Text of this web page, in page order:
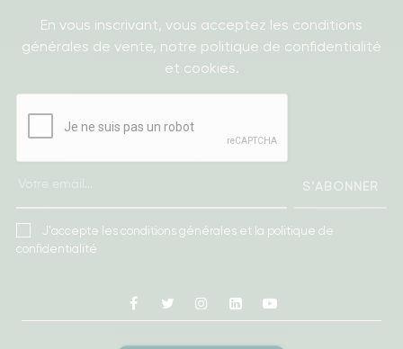
En vous inscrivant, vous acceptez les conditions
générales de vente, notre politique de confidentialité
et cookies.
S'ABONNER
J'accepte les conditions générales et la politique de
confidentialité
Facebook
Twitter InstagramLinkedin